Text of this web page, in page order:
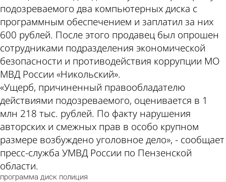
подозреваемого два компьютерных диска с
программным обеспечением и заплатил за них
600 рублей. После этого продавец был опрошен
сотрудниками подразделения экономической
безопасности и противодействия коррупции МО
МВД России «Никольский».
«Ущерб, причиненный правообладателю
действиями подозреваемого, оценивается в 1
млн 218 тыс. рублей. По факту нарушения
авторских и смежных прав в особо крупном
размере возбуждено уголовное дело», - сообщает
пресс-служба УМВД России по Пензенской
области.
программа диск полиция